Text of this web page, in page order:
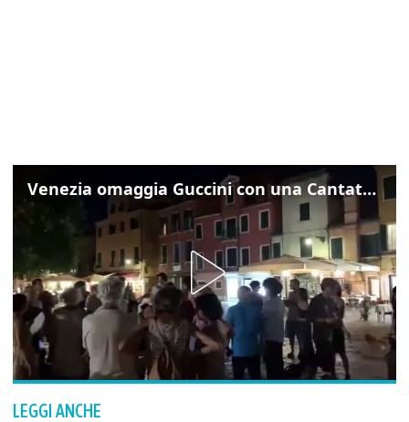
Venezia omaggia Guccini con una Cantata Anarchica in campo Santa Margherita
LEGGI ANCHE